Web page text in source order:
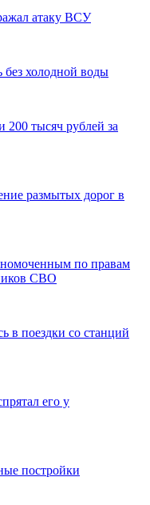
атаку ВСУ
без холодной воды
200 тысяч рублей за
размытых дорог в
по правам
СВО
в поездки со станций
его у
постройки